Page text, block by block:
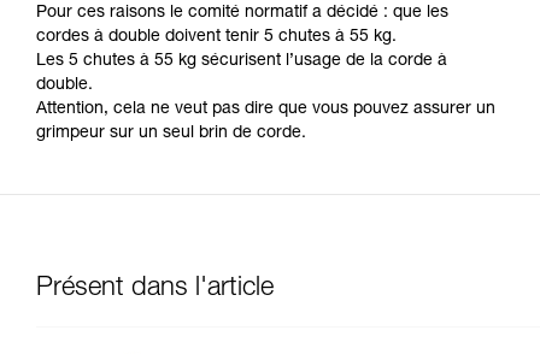
que nous ne décrivons pas ici.
Pour ces raisons le comité normatif a décidé : que les
cordes à double doivent tenir 5 chutes à 55 kg.
Les 5 chutes à 55 kg sécurisent l’usage de la corde à
double.
Attention, cela ne veut pas dire que vous pouvez assurer un
grimpeur sur un seul brin de corde.
Présent dans l'article